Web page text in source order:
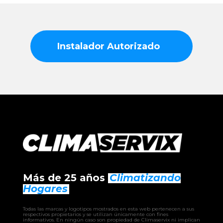
Instalador Autorizado
Más de 25 años Climatizando
Hogares
Todas las marcas y logotipos mostrados en esta web pertenecen a sus
respectivos propietarios y se utilizan únicamente con fines
informativos. En ningún caso son propiedad de Climaservix ni implican